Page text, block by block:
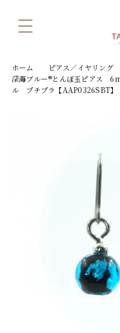
ホーム ピアス／イヤリング
深海ブルー®とんぼ玉ピアス
ル プチプラ【AAP0326SBT】